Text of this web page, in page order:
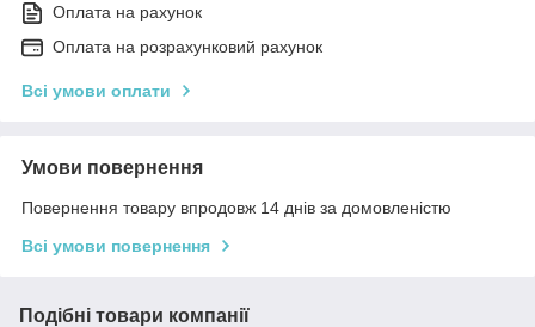
Оплата на рахунок
Оплата на розрахунковий рахунок
Всі умови оплати
Умови повернення
Повернення товару впродовж 14 днів за домовленістю
Всі умови повернення
Подібні товари компанії